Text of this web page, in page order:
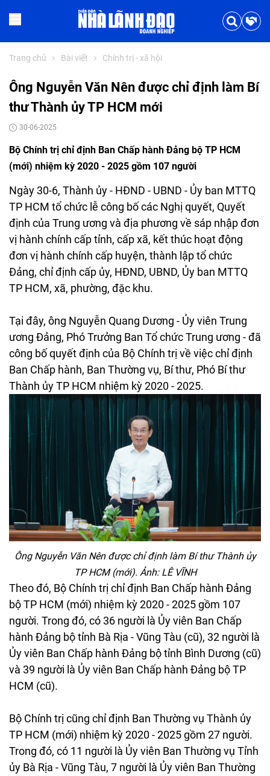
Trang chủ Bài viết Chính trị - xã hội
Ông Nguyễn Văn Nên được chỉ định làm Bí
thư Thành ủy TP HCM mới
30-06-2025
Bộ Chính trị chỉ định Ban Chấp hành Đảng bộ TP HCM
(mới) nhiệm kỳ 2020 - 2025 gồm 107 người
Ngày 30-6, Thành ủy - HĐND - UBND - Ủy ban MTTQ
TP HCM tổ chức lễ công bố các Nghị quyết, Quyết
định của Trung ương và địa phương về sáp nhập đơn
vị hành chính cấp tỉnh, cấp xã, kết thúc hoạt động
đơn vị hành chính cấp huyện, thành lập tổ chức
Đảng, chỉ định cấp ủy, HĐND, UBND, Ủy ban MTTQ
TP HCM, xã, phường, đặc khu.
Tại đây, ông Nguyễn Quang Dương - Ủy viên Trung
ương Đảng, Phó Trưởng Ban Tổ chức Trung ương - đã
công bố quyết định của Bộ Chính trị về việc chỉ định
Ban Chấp hành, Ban Thường vụ, Bí thư, Phó Bí thư
Thành ủy TP HCM nhiệm kỳ 2020 - 2025.
Ông Nguyễn Văn Nên được chỉ định làm Bí thư Thành ủy
TP HCM (mới). Ảnh: LÊ VĨNH
Theo đó, Bộ Chính trị chỉ định Ban Chấp hành Đảng
bộ TP HCM (mới) nhiệm kỳ 2020 - 2025 gồm 107
người. Trong đó, có 36 người là Ủy viên Ban Chấp
hành Đảng bộ tỉnh Bà Rịa - Vũng Tàu (cũ), 32 người là
Ủy viên Ban Chấp hành Đảng bộ tỉnh Bình Dương (cũ)
và 39 người là Ủy viên Ban Chấp hành Đảng bộ TP
HCM (cũ).
Bộ Chính trị cũng chỉ định Ban Thường vụ Thành ủy
TP HCM (mới) nhiệm kỳ 2020 - 2025 gồm 27 người.
Trong đó, có 11 người là Ủy viên Ban Thường vụ Tỉnh
ủy Bà Rịa - Vũng Tàu, 7 người là Ủy viên Ban Thường